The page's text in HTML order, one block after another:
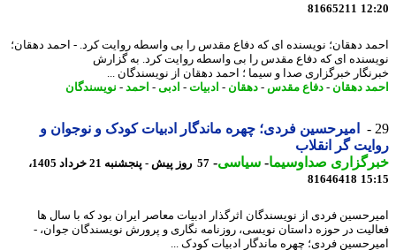
81665211
دهقان؛ نویسنده ای که دفاع مقدس را بی واسطه روایت کرد. - احمد دهقان؛
ای که دفاع مقدس را بی واسطه روایت کرد. به گزارش
خبرگزاری صدا و سیما ؛ احمد دهقان از نویسندگان ...
دهقان-دفاع مقدس-دهقان-ادبیات-ادبی -احمد -نویسندگان
امیرحسین فردی؛ چهره ماندگار ادبیات کودک و نوجوان و
گر انقلاب
صداوسیما-سیاسی-
57 روز پیش - پنجشنبه 21 خرداد 1405،
81646418
فردی از نویسندگان اثرگذار ادبیات معاصر ایران بود که با سال ها
در حوزه داستان نویسی، روزنامه نگاری و پرورش نویسندگان جوان، -
فردی؛ چهره ماندگار ادبیات کودک ...